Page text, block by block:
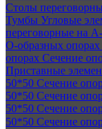
Столы
Тумбы Угловые
переговорные на
О-образных опорах
опорах Сечение
Приставные
50*50 Сечение
50*50 Сечение
50*50 Сечение
50*50 Сечение